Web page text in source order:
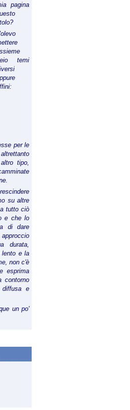
pagina
temi
per le
tipo,
su altre
tutto ciò
e che lo
di dare
durata,
lento e la
non c'è
esprima
contorno
diffusa e
un po'